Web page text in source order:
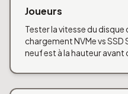
Joueurs
Tester la vitesse du
chargement NVMe vs SSD
neuf est à la hauteur avant